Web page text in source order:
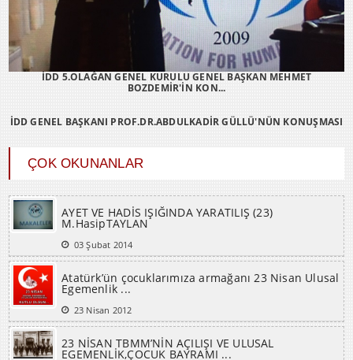
İDD 5.OLAĞAN GENEL KURULU GENEL BAŞKAN MEHMET
BOZDEMİR'İN KON...
İDD GENEL BAŞKANI PROF.DR.ABDULKADİR GÜLLÜ'NÜN KONUŞMASI
ÇOK OKUNANLAR
AYET VE HADİS IŞIĞINDA YARATILIŞ (23)
M.HasipTAYLAN
03 Şubat 2014
Atatürk’ün çocuklarımıza armağanı 23 Nisan Ulusal
Egemenlik ...
23 Nisan 2012
23 NİSAN TBMM’NİN AÇILIŞI VE ULUSAL
EGEMENLİK,ÇOCUK BAYRAMI ...